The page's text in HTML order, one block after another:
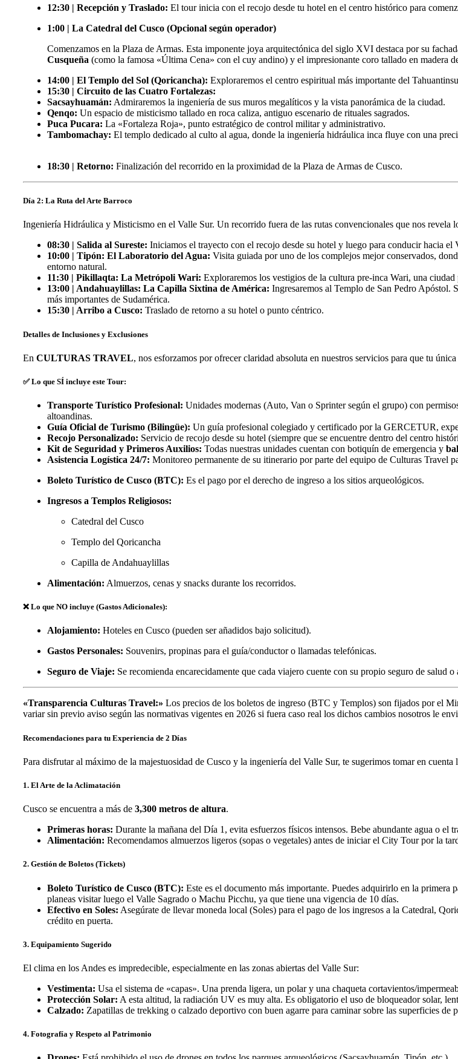
12:30 | Recepción y Traslado: El tour inicia con el recojo desde tu hotel en el centro histórico para
1:00 | La Catedral del Cusco (Opcional según operador)
Comenzamos en la Plaza de Armas. Esta imponente joya arquitectónica del siglo XVI destaca por su
Cusqueña (como la famosa «Última Cena» con el cuy andino) y el impresionante coro tallado en madera
14:00 | El Templo del Sol (Qoricancha): Exploraremos el centro espiritual más importante del
15:30 | Circuito de las Cuatro Fortalezas:
Sacsayhuamán: Admiraremos la ingeniería de sus muros megalíticos y la vista panorámica de la ciudad.
Qenqo: Un espacio de misticismo tallado en roca caliza, antiguo escenario de rituales sagrados.
Puca Pucara: La «Fortaleza Roja», punto estratégico de control militar y administrativo.
Tambomachay: El templo dedicado al culto al agua, donde la ingeniería hidráulica inca fluye con una
18:30 | Retorno: Finalización del recorrido en la proximidad de la Plaza de Armas de Cusco.
Día 2: La Ruta del Arte Barroco
Ingeniería Hidráulica y Misticismo en el Valle Sur. Un recorrido fuera de las rutas convencionales que nos revela
08:30 | Salida al Sureste: Iniciamos el trayecto con el recojo desde su hotel y luego para conducir hacia el
10:00 | Tipón: El Laboratorio del Agua: Visita guiada por uno de los complejos mejor conservados,
entorno natural.
11:30 | Pikillaqta: La Metrópoli Wari: Exploraremos los vestigios de la cultura pre-inca Wari, una
13:00 | Andahuaylillas: La Capilla Sixtina de América: Ingresaremos al Templo de San Pedro Apóstol.
más importantes de Sudamérica.
15:30 | Arribo a Cusco: Traslado de retorno a su hotel o punto céntrico.
Detalles de Inclusiones y Exclusiones
En CULTURAS TRAVEL, nos esforzamos por ofrecer claridad absoluta en nuestros servicios para que tu
✅ Lo que SÍ incluye este Tour:
Transporte Turístico Profesional: Unidades modernas (Auto, Van o Sprinter según el grupo) con
altoandinas.
Guía Oficial de Turismo (Bilingüe): Un guía profesional colegiado y certificado por la GERCETUR,
Recojo Personalizado: Servicio de recojo desde su hotel (siempre que se encuentre dentro del centro
Kit de Seguridad y Primeros Auxilios: Todas nuestras unidades cuentan con botiquín de emergencia y
Asistencia Logística 24/7: Monitoreo permanente de su itinerario por parte del equipo de Culturas Travel
Boleto Turístico de Cusco (BTC): Es el pago por el derecho de ingreso a los sitios arqueológicos.
Ingresos a Templos Religiosos:
Catedral del Cusco
Templo del Qoricancha
Capilla de Andahuaylillas
Alimentación: Almuerzos, cenas y snacks durante los recorridos.
❌ Lo que NO incluye (Gastos Adicionales):
Alojamiento: Hoteles en Cusco (pueden ser añadidos bajo solicitud).
Gastos Personales: Souvenirs, propinas para el guía/conductor o llamadas telefónicas.
Seguro de Viaje: Se recomienda encarecidamente que cada viajero cuente con su propio seguro de salud o
«Transparencia Culturas Travel:» Los precios de los boletos de ingreso (BTC y Templos) son fijados por el
variar sin previo aviso según las normativas vigentes en 2026 si fuera caso real los dichos cambios nosotros le
Recomendaciones para tu Experiencia de 2 Días
Para disfrutar al máximo de la majestuosidad de Cusco y la ingeniería del Valle Sur, te sugerimos tomar en cuenta
1. El Arte de la Aclimatación
Cusco se encuentra a más de 3,300 metros de altura.
Primeras horas: Durante la mañana del Día 1, evita esfuerzos físicos intensos. Bebe abundante agua o el
Alimentación: Recomendamos almuerzos ligeros (sopas o vegetales) antes de iniciar el City Tour por la
2. Gestión de Boletos (Tickets)
Boleto Turístico de Cusco (BTC): Este es el documento más importante. Puedes adquirirlo en la
planeas visitar luego el Valle Sagrado o Machu Picchu, ya que tiene una vigencia de 10 días.
Efectivo en Soles: Asegúrate de llevar moneda local (Soles) para el pago de los ingresos a la Catedral,
crédito en puerta.
3. Equipamiento Sugerido
El clima en los Andes es impredecible, especialmente en las zonas abiertas del Valle Sur:
Vestimenta: Usa el sistema de «capas». Una prenda ligera, un polar y una chaqueta cortavientos/
Protección Solar: A esta altitud, la radiación UV es muy alta. Es obligatorio el uso de bloqueador solar,
Calzado: Zapatillas de trekking o calzado deportivo con buen agarre para caminar sobre las superficies de
4. Fotografía y Respeto al Patrimonio